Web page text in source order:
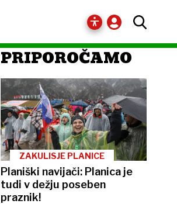
PRIPOROČAMO
ZAKULISJE PLANICE
Planiški navijači: Planica je
tudi v dežju poseben
praznik!